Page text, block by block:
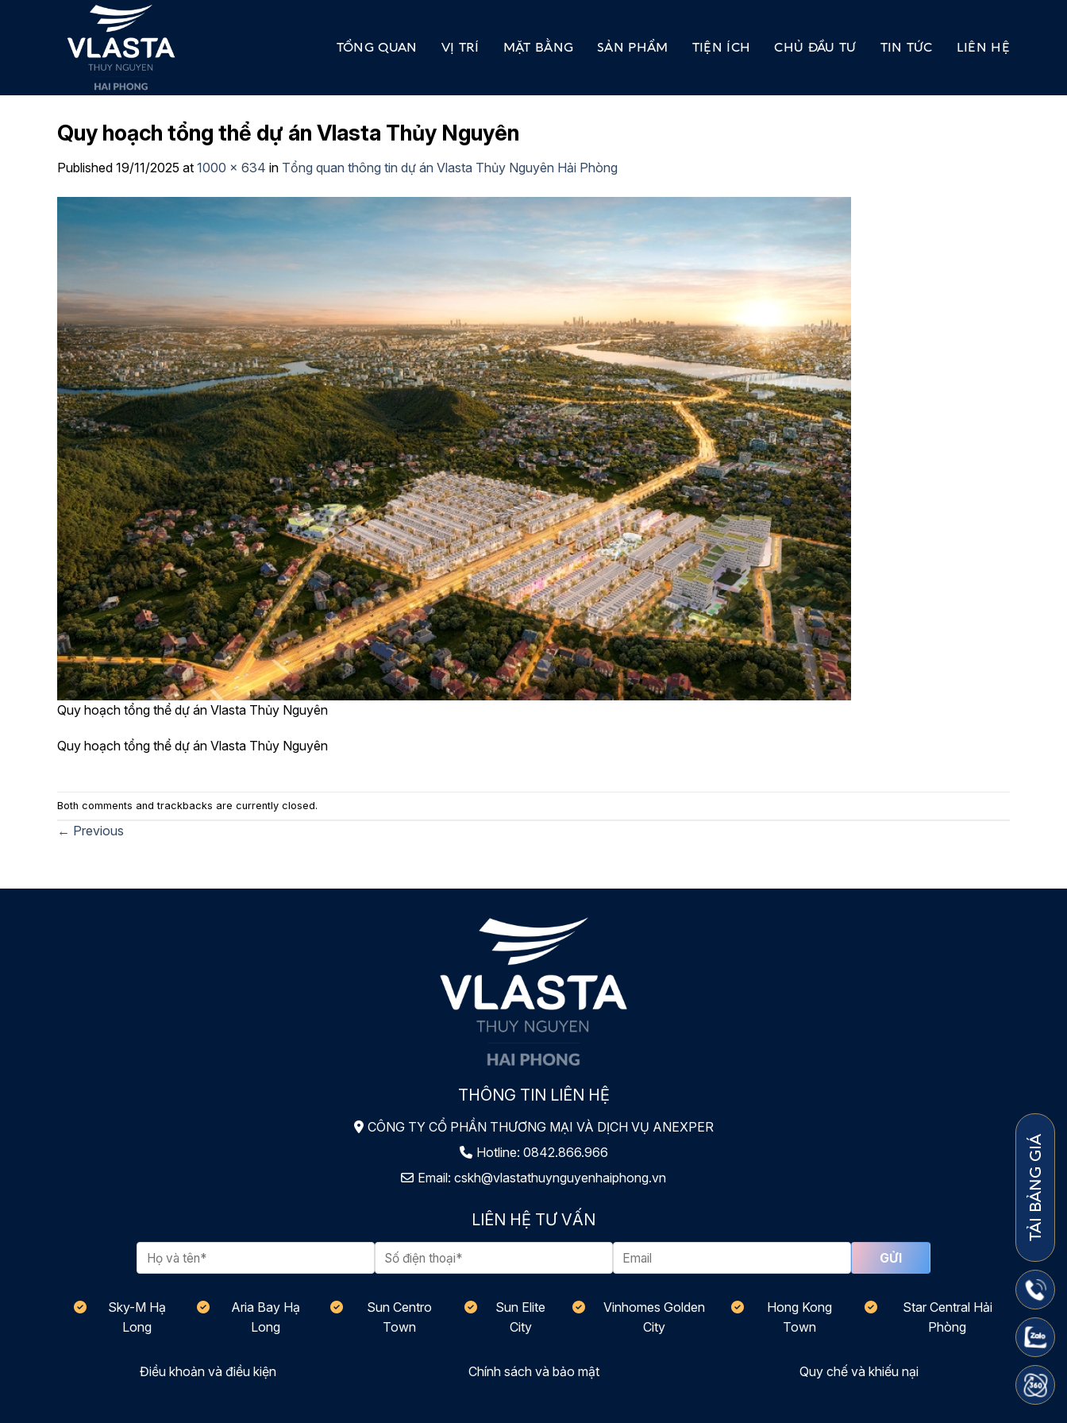
TỔNG QUAN VỊ TRÍ MẶT BẰNG SẢN PHẨM TIỆN ÍCH CHỦ ĐẦU TƯ TIN TỨC LIÊN HỆ
Quy hoạch tổng thể dự án Vlasta Thủy Nguyên
Published 19/11/2025 at 1000 × 634 in Tổng quan thông tin dự án Vlasta Thủy Nguyên Hải Phòng
Quy hoạch tổng thể dự án Vlasta Thủy Nguyên
Quy hoạch tổng thể dự án Vlasta Thủy Nguyên
Both comments and trackbacks are currently closed.
← Previous
THÔNG TIN LIÊN HỆ
CÔNG TY CỔ PHẦN THƯƠNG MẠI VÀ DỊCH VỤ ANEXPER
Hotline: 0842.866.966
Email: cskh@vlastathuynguyenhaiphong.vn
LIÊN HỆ TƯ VẤN
Sky-M Hạ
Long
Aria Bay Hạ
Long
Sun Centro
Town
Sun Elite
City
Vinhomes Golden
City
Hong Kong
Town
Star Central Hải
Phòng
Điều khoản và điều kiện Chính sách và bảo mật Quy chế và khiếu nại
TẢI BẢNG GIÁ